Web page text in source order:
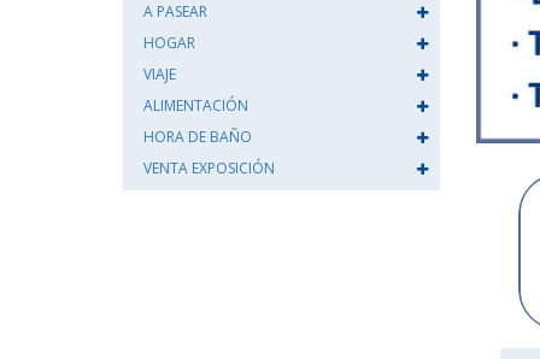
A PASEAR
HOGAR
VIAJE
ALIMENTACIÓN
HORA DE BAÑO
VENTA EXPOSICIÓN